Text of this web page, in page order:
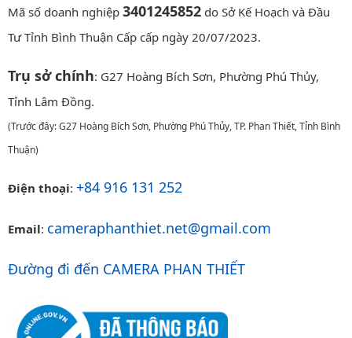
Mã số doanh nghiệp 3401245852 do Sở Kế Hoạch và Đầu
Tư Tỉnh Bình Thuận Cấp cấp ngày 20/07/2023.
Trụ sở chính: G27 Hoàng Bích Sơn, Phường Phú Thủy,
Tỉnh Lâm Đồng.
(Trước đây: G27 Hoàng Bích Sơn, Phường Phú Thủy, TP. Phan Thiết, Tỉnh Bình
Thuận)
Điện thoại: +84 916 131 252
Email: cameraphanthiet.net@gmail.com
Đường đi đến CAMERA PHAN THIẾT